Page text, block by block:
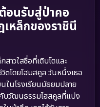
อนรับสู่ป่าคอ
หล็กของราชินี
กสาวใสซื่อที่เติบโตและ
ตโดยโฮมสคูล วันหนึ่งเธอ
นในโรงเรียนมัธยมปลาย
บวัฒนธรรมไฮสคูลที่แบ่ง